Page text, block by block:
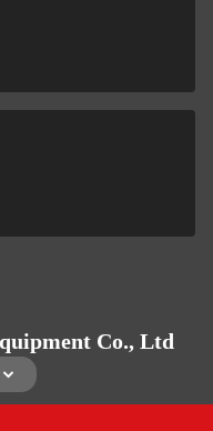
Co., Ltd